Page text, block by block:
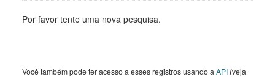
Por favor tente uma nova pesquisa.
Você também pode ter acesso a esses registros usando a API (veja